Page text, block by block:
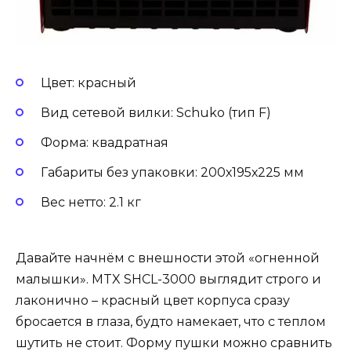
Цвет: красный
Вид сетевой вилки: Schuko (тип F)
Форма: квадратная
Габариты без упаковки: 200х195х225 мм
Вес нетто: 2.1 кг
Давайте начнём с внешности этой «огненной
малышки». MTX SHCL-3000 выглядит строго и
лаконично – красный цвет корпуса сразу
бросается в глаза, будто намекает, что с теплом
шутить не стоит. Форму пушки можно сравнить